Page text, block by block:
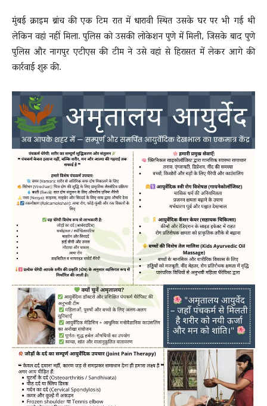
मुंबई क्राइम ब्रांच की एक टिम रात में धारावी स्थित उसके घर पर भी गई थी
लेकिन वहां नहीं मिला. पुलिस को उसकी लोकेशन पुणे में मिली, जिसके बाद पुणे
पुलिस और नागपुर एटीएस की टीम ने उसे वहां से हिरासत में लेकर आगे की
कार्रवाई शुरू की.